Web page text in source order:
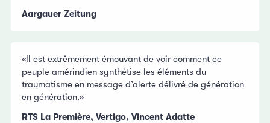
Aargauer Zeitung
«Il est extrêmement émouvant de voir comment ce
peuple amérindien synthétise les éléments du
traumatisme en message d’alerte délivré de génération
en génération.»
RTS La Première, Vertigo, Vincent Adatte